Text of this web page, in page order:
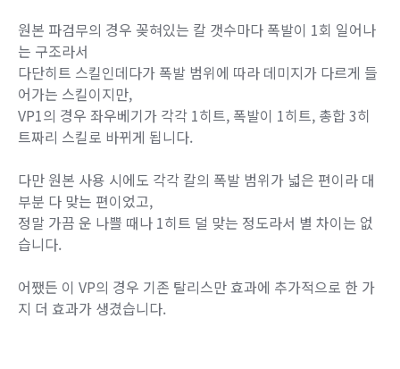
발검술 캔슬하여 시전 시 효과 변경
- 사용중인 스킬을 취소시키지 않음
- 전방에 강화 마검이 떨어지며, 즉시 강화
폭발 발생
입니다.
원본 파검무의 경우 꽂혀있는 칼 갯수마다 폭발이 1회 일어나
는 구조라서
어가는 스킬이지만,
VP1의 경우 좌우베기가 각각 1히트, 폭발이 1히트, 총합 3히